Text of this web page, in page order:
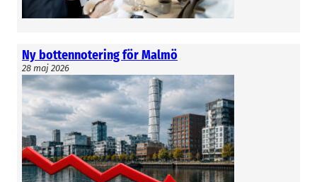
Ny bottennotering för Malmö
28 maj 2026